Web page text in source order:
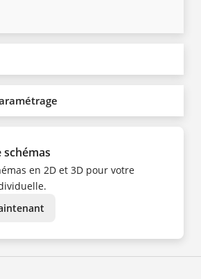
en 2D et 3D pour votre